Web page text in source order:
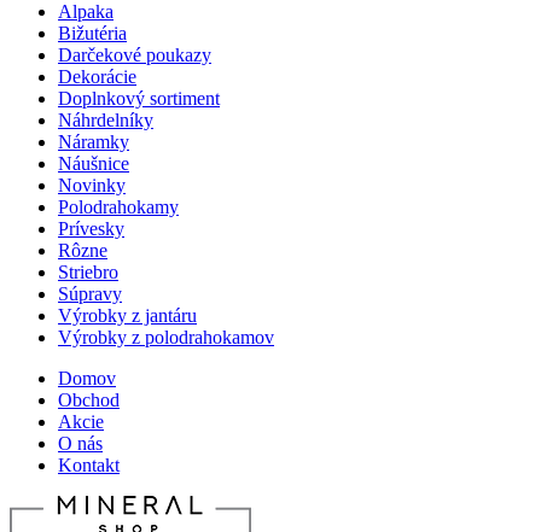
Alpaka
Bižutéria
Darčekové poukazy
Dekorácie
Doplnkový sortiment
Náhrdelníky
Náramky
Náušnice
Novinky
Polodrahokamy
Prívesky
Rôzne
Striebro
Súpravy
Výrobky z jantáru
Výrobky z polodrahokamov
Domov
Obchod
Akcie
O nás
Kontakt
Menu